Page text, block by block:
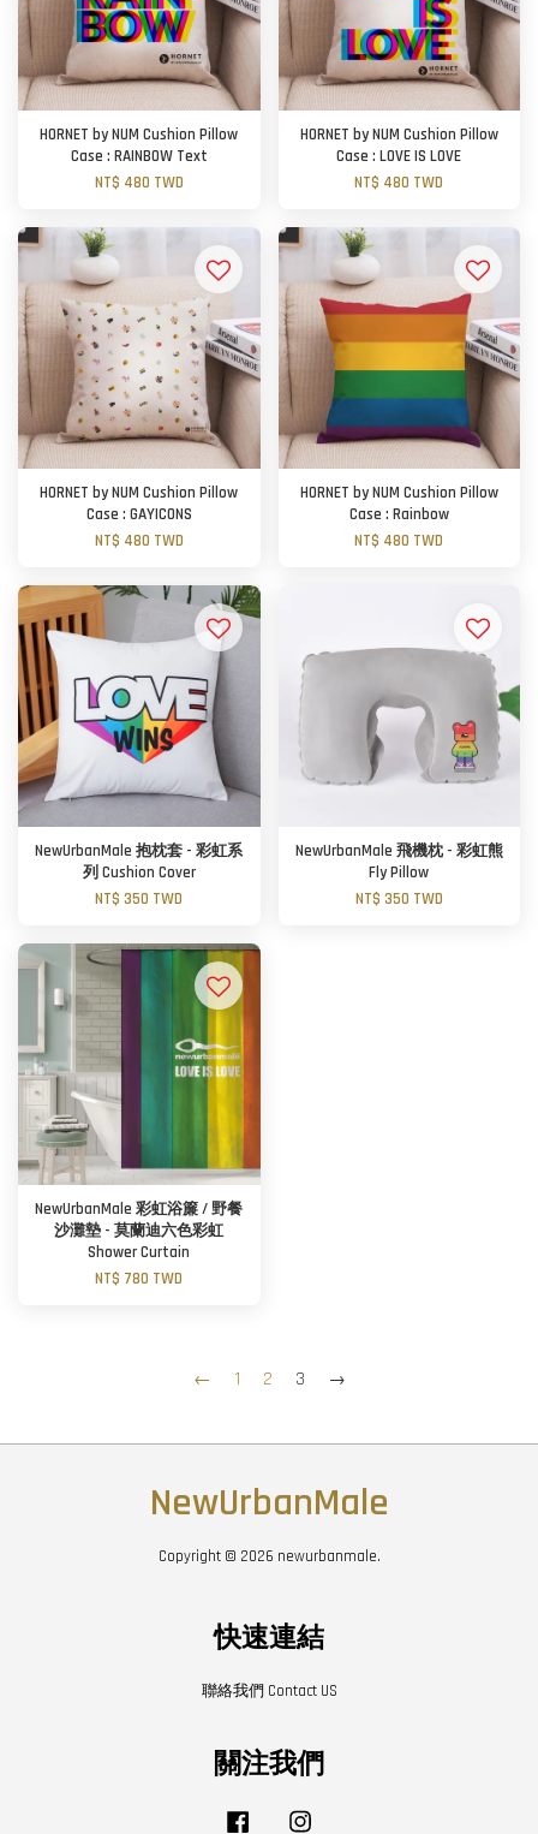
HORNET by NUM Cushion Pillow
Case : RAINBOW Text
NT$ 480 TWD
HORNET by NUM Cushion Pillow
Case : LOVE IS LOVE
NT$ 480 TWD
HORNET by NUM Cushion Pillow
Case : GAYICONS
NT$ 480 TWD
HORNET by NUM Cushion Pillow
Case : Rainbow
NT$ 480 TWD
NewUrbanMale 抱枕套 - 彩虹系
列 Cushion Cover
NT$ 350 TWD
NewUrbanMale 飛機枕 - 彩虹熊
Fly Pillow
NT$ 350 TWD
NewUrbanMale 彩虹浴簾 / 野餐
沙灘墊 - 莫蘭迪六色彩虹
Shower Curtain
NT$ 780 TWD
← 1 2 3 →
NewUrbanMale
Copyright © 2026 newurbanmale.
快速連結
聯絡我們 Contact US
關注我們
Facebook